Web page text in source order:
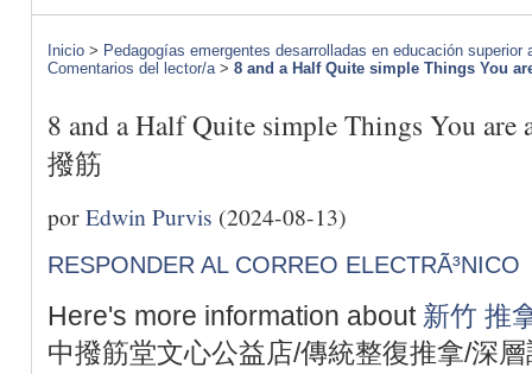
Inicio > Pedagogías emergentes desarrolladas en educación
Comentarios del lector/a> 8 and a Half Quite simple Things You
8 and a Half Quite simple Things You are
撥筋
porEdwin Purvis (2024-08-13)
RESPONDER AL CORREO ELECTRÃ³NICO
Here's more information about 新竹 推
中撥筋堂文心公益店/傳統整復推拿/深